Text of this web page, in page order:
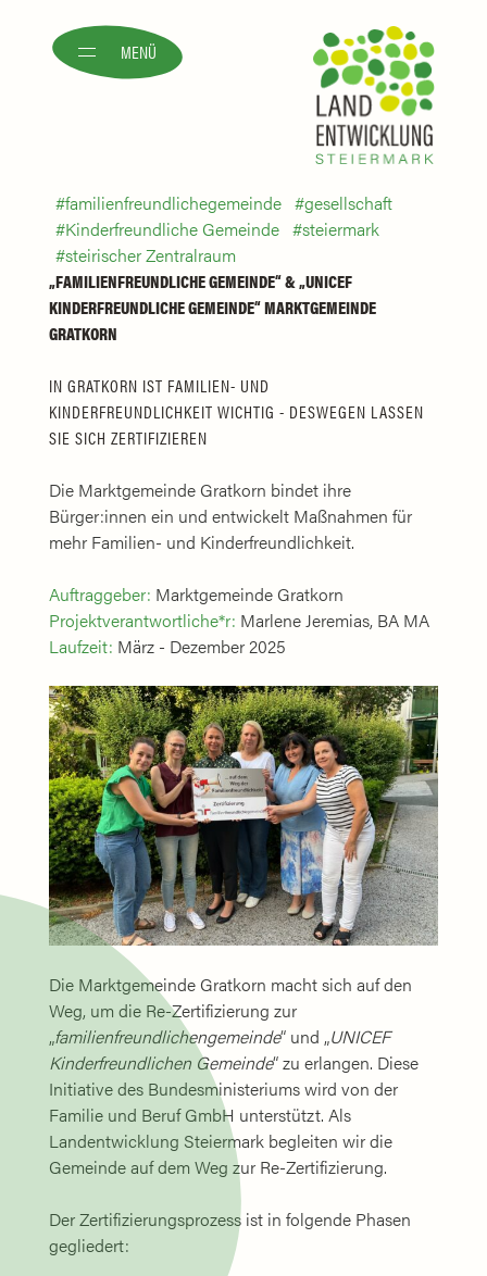
MENÜ
familienfreundlichegemeinde
gesellschaft
Kinderfreundliche Gemeinde
steiermark
steirischer Zentralraum
„FAMILIENFREUNDLICHE GEMEINDE“ & „UNICEF
KINDERFREUNDLICHE GEMEINDE“ MARKTGEMEINDE
GRATKORN
IN GRATKORN IST FAMILIEN- UND
KINDERFREUNDLICHKEIT WICHTIG - DESWEGEN LASSEN
SIE SICH ZERTIFIZIEREN
Die Marktgemeinde Gratkorn bindet ihre
Bürger:innen ein und entwickelt Maßnahmen für
mehr Familien- und Kinderfreundlichkeit.
Auftraggeber: Marktgemeinde Gratkorn
Projektverantwortliche*r: Marlene Jeremias, BA MA
Laufzeit: März - Dezember 2025
Die Marktgemeinde Gratkorn macht sich auf den
Weg, um die Re-Zertifizierung zur
„familienfreundlichengemeinde“ und „UNICEF
Kinderfreundlichen Gemeinde“ zu erlangen. Diese
Initiative des Bundesministeriums wird von der
Familie und Beruf GmbH unterstützt. Als
Landentwicklung Steiermark begleiten wir die
Gemeinde auf dem Weg zur Re-Zertifizierung.
Der Zertifizierungsprozess ist in folgende Phasen
gegliedert: